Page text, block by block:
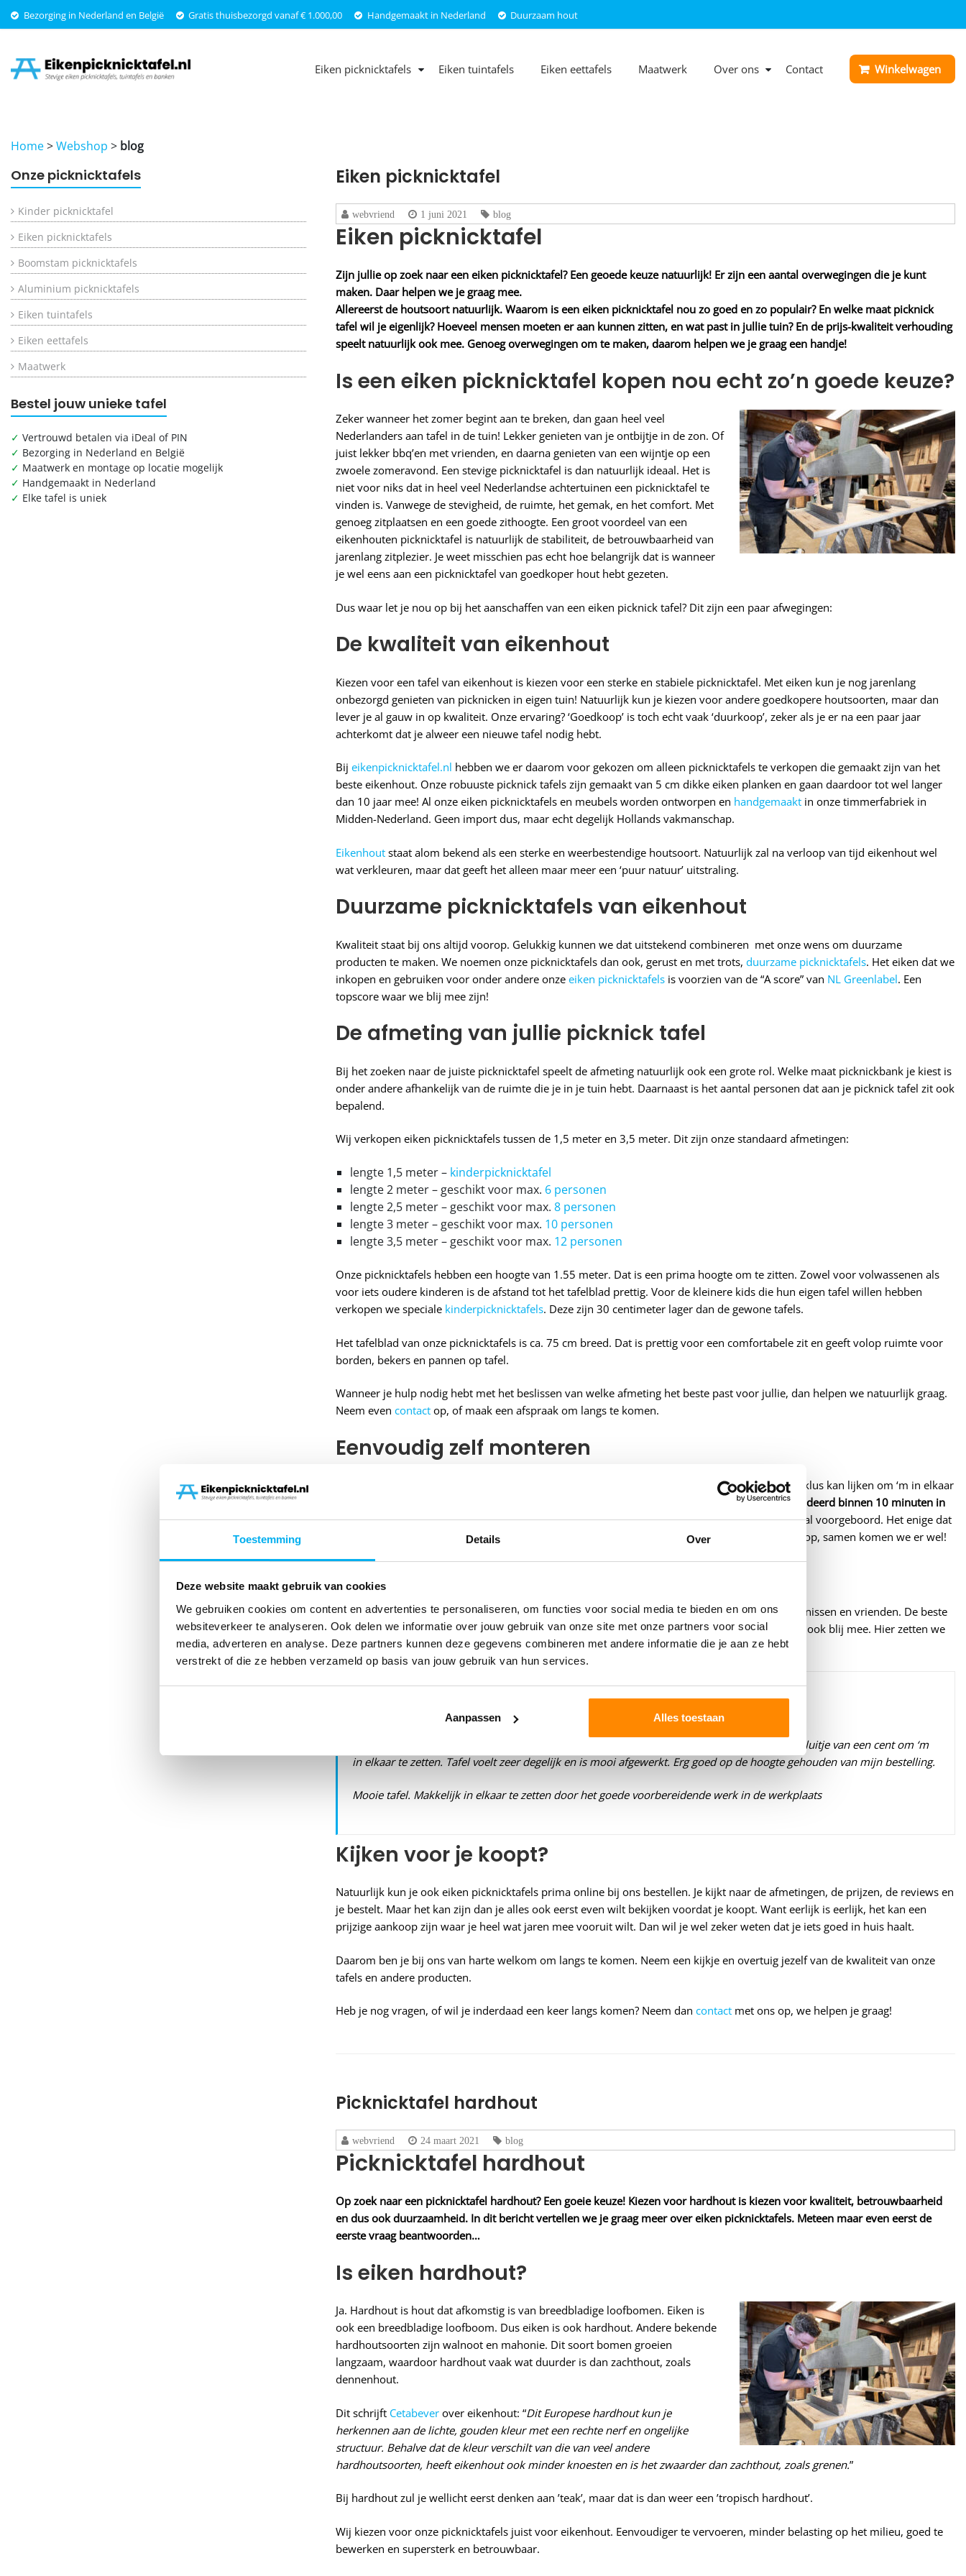
Toestemming Details Over
Deze website maakt gebruik van cookies
We gebruiken cookies om content en advertenties te personaliseren, om functies voor social media te bieden en om ons
websiteverkeer te analyseren. Ook delen we informatie over jouw gebruik van onze site met onze partners voor social
media, adverteren en analyse. Deze partners kunnen deze gegevens combineren met andere informatie die je aan ze hebt
verstrekt of die ze hebben verzameld op basis van jouw gebruik van hun services.
Aanpassen Alles toestaan
Bezorging in Nederland en België Gratis thuisbezorgd vanaf € 1.000,00 Handgemaakt in Nederland Duurzaam hout
Eikenpicknicktafel.nl
Stevige
banken
Eiken picknicktafels Eiken tuintafels Eiken eettafels Maatwerk Over ons Contact Winkelwagen
Home>Webshop > blog
Eiken picknicktafel
webvriend 1 juni 2021 blog
Eiken picknicktafel
Zijn jullie op zoek naar een eiken picknicktafel? Een geoede keuze natuurlijk! Er zijn een aantal overwegingen die je kunt
maken. Daar helpen we je graag mee.
Allereerst de houtsoort natuurlijk. Waarom is een eiken picknicktafel nou zo goed en zo populair? En welke maat picknick
tafel wil je eigenlijk? Hoeveel mensen moeten er aan kunnen zitten, en wat past in jullie tuin? En de prijs-kwaliteit verhouding
speelt natuurlijk ook mee. Genoeg overwegingen om te maken, daarom helpen we je graag een handje!
Is een eiken picknicktafel kopen nou echt zo’n goede keuze?
Zeker wanneer het zomer begint aan te breken, dan gaan heel veel
Nederlanders aan tafel in de tuin! Lekker genieten van je ontbijtje in de zon. Of
juist lekker bbq’en met vrienden, en daarna genieten van een wijntje op een
zwoele zomeravond. Een stevige picknicktafel is dan natuurlijk ideaal. Het is
niet voor niks dat in heel veel Nederlandse achtertuinen een picknicktafel te
vinden is. Vanwege de stevigheid, de ruimte, het gemak, en het comfort. Met
genoeg zitplaatsen en een goede zithoogte. Een groot voordeel van een
eikenhouten picknicktafel is natuurlijk de stabiliteit, de betrouwbaarheid van
jarenlang zitplezier. Je weet misschien pas echt hoe belangrijk dat is wanneer
je wel eens aan een picknicktafel van goedkoper hout hebt gezeten.
Dus waar let je nou op bij het aanschaffen van een eiken picknick tafel? Dit zijn een paar afwegingen:
De kwaliteit van eikenhout
Kiezen voor een tafel van eikenhout is kiezen voor een sterke en stabiele picknicktafel. Met eiken kun je nog jarenlang
onbezorgd genieten van picknicken in eigen tuin! Natuurlijk kun je kiezen voor andere goedkopere houtsoorten, maar dan
lever je al gauw in op kwaliteit. Onze ervaring? ‘Goedkoop’ is toch echt vaak ‘duurkoop’, zeker als je er na een paar jaar
achterkomt dat je alweer een nieuwe tafel nodig hebt.
Bij eikenpicknicktafel.nl hebben we er daarom voor gekozen om alleen picknicktafels te verkopen die gemaakt zijn van het
beste eikenhout. Onze robuuste picknick tafels zijn gemaakt van 5 cm dikke eiken planken en gaan daardoor tot wel langer
dan 10 jaar mee! Al onze eiken picknicktafels en meubels worden ontworpen en handgemaaktin onze timmerfabriek in
Midden-Nederland. Geen import dus, maar echt degelijk Hollands vakmanschap.
Eikenhoutstaat alom bekend als een sterke en weerbestendige houtsoort. Natuurlijk zal na verloop van tijd eikenhout wel
wat verkleuren, maar dat geeft het alleen maar meer een ‘puur natuur’ uitstraling.
Duurzame picknicktafels van eikenhout
Kwaliteit staat bij ons altijd voorop. Gelukkig kunnen we dat uitstekend combineren met onze wens om duurzame
producten te maken. We noemen onze picknicktafels dan ook, gerust en met trots, duurzame picknicktafels. Het eiken dat we
inkopen en gebruiken voor onder andere onze eiken picknicktafelsis voorzien van de “A score” van NL Greenlabel. Een
topscore waar we blij mee zijn!
De afmeting van jullie picknick tafel
Bij het zoeken naar de juiste picknicktafel speelt de afmeting natuurlijk ook een grote rol. Welke maat picknickbank je kiest is
onder andere afhankelijk van de ruimte die je in je tuin hebt. Daarnaast is het aantal personen dat aan je picknick tafel zit ook
bepalend.
Wij verkopen eiken picknicktafels tussen de 1,5 meter en 3,5 meter. Dit zijn onze standaard afmetingen:
lengte 1,5 meter – kinderpicknicktafel
lengte 2 meter – geschikt voor max. 6 personen
lengte 2,5 meter – geschikt voor max. 8 personen
lengte 3 meter – geschikt voor max. 10 personen
lengte 3,5 meter – geschikt voor max. 12 personen
Onze picknicktafels hebben een hoogte van 1.55 meter. Dat is een prima hoogte om te zitten. Zowel voor volwassenen als
voor iets oudere kinderen is de afstand tot het tafelblad prettig. Voor de kleinere kids die hun eigen tafel willen hebben
verkopen we speciale kinderpicknicktafels. Deze zijn 30 centimeter lager dan de gewone tafels.
Het tafelblad van onze picknicktafels is ca. 75 cm breed. Dat is prettig voor een comfortabele zit en geeft volop ruimte voor
borden, bekers en pannen op tafel.
Wanneer je hulp nodig hebt met het beslissen van welke afmeting het beste past voor jullie, dan helpen we natuurlijk graag.
Neem even contactop, of maak een afspraak om langs te komen.
Eenvoudig zelf monteren
Het is altijd fijn wanneer de picknicktafel eenmaal staat, maar we weten dat het soms best een klus kan lijken om ‘m in elkaar
met foto’s zet je de picknicktafelgegarandeerd binnen 10 minuten in
elkaar. De poten en het blad hebben wij al voorgemonteerd en genummerd. Ook zijn de gaten al voorgeboord. Het enige dat
je nodig hebt is een (schroef)boormachine. Kom je er echt niet zelf uit? Neem dan even contact op, samen komen we er wel!
De meeste mensen die bij ons een eikenhouten picknicktafel kopen, komen bij ons via hun kennissen en vrienden. De beste
reclame die er is natuurlijk! Een enkeling zet een ‘beoordeling’ op onze website, en daar zijn we ook blij mee. Hier zetten we
er een paar op een rijtje:
Puur vakwerk en korte levertijd. Prettig zaken doen met dit bedrijf.
Tafel heeft een goede zithoogte en werd geleverd met een duidelijke montagehandleiding. Fluitje van een cent om ‘m
in elkaar te zetten. Tafel voelt zeer degelijk en is mooi afgewerkt. Erg goed op de hoogte gehouden van mijn bestelling.
Mooie tafel. Makkelijk in elkaar te zetten door het goede voorbereidende werk in de werkplaats
Kijken voor je koopt?
Natuurlijk kun je ook eiken picknicktafels prima online bij ons bestellen. Je kijkt naar de afmetingen, de prijzen, de reviews en
je bestelt. Maar het kan zijn dan je alles ook eerst even wilt bekijken voordat je koopt. Want eerlijk is eerlijk, het kan een
prijzige aankoop zijn waar je heel wat jaren mee vooruit wilt. Dan wil je wel zeker weten dat je iets goed in huis haalt.
Daarom ben je bij ons van harte welkom om langs te komen. Neem een kijkje en overtuig jezelf van de kwaliteit van onze
tafels en andere producten.
Heb je nog vragen, of wil je inderdaad een keer langs komen? Neem dan contactmet ons op, we helpen je graag!
Picknicktafel hardhout
webvriend 24 maart 2021 blog
Picknicktafel hardhout
Op zoek naar een picknicktafel hardhout? Een goeie keuze! Kiezen voor hardhout is kiezen voor kwaliteit, betrouwbaarheid
en dus ook duurzaamheid. In dit bericht vertellen we je graag meer over eiken picknicktafels. Meteen maar even eerst de
eerste vraag beantwoorden…
Is eiken hardhout?
Ja. Hardhout is hout dat afkomstig is van breedbladige loofbomen. Eiken is
ook een breedbladige loofboom. Dus eiken is ook hardhout. Andere bekende
hardhoutsoorten zijn walnoot en mahonie. Dit soort bomen groeien
langzaam, waardoor hardhout vaak wat duurder is dan zachthout, zoals
dennenhout.
Dit schrijft Cetabeverover eikenhout: “Dit Europese hardhout kun je
herkennen aan de lichte, gouden kleur met een rechte nerf en ongelijke
structuur. Behalve dat de kleur verschilt van die van veel andere
hardhoutsoorten, heeft eikenhout ook minder knoesten en is het zwaarder dan zachthout, zoals grenen.”
Bij hardhout zul je wellicht eerst denken aan ’teak’, maar dat is dan weer een ’tropisch hardhout’.
Wij kiezen voor onze picknicktafels juist voor eikenhout. Eenvoudiger te vervoeren, minder belasting op het milieu, goed te
bewerken en supersterk en betrouwbaar.
Onze picknicktafels
Kinder picknicktafel
Eiken picknicktafels
Boomstam picknicktafels
Aluminium picknicktafels
Eiken tuintafels
Eiken eettafels
Maatwerk
Bestel jouw unieke tafel
✓ Vertrouwd betalen via iDeal of PIN
✓ Bezorging in Nederland en België
✓ Maatwerk en montage op locatie mogelijk
✓ Handgemaakt in Nederland
✓ Elke tafel is uniek